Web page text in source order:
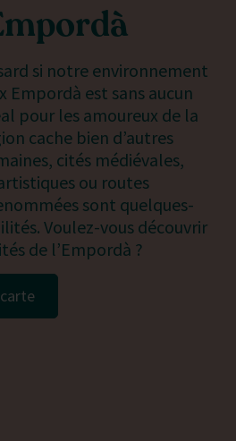
si notre environnement
Empordà est sans aucun
pour les amoureux de la
cache bien d’autres
cités médiévales,
ou routes
sont quelques-
Voulez-vous découvrir
de l’Empordà ?